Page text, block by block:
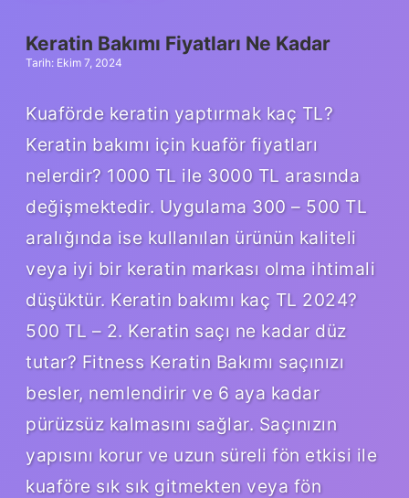
Keratin Bakımı Fiyatları Ne Kadar
Tarih: Ekim 7, 2024
Kuaförde keratin yaptırmak kaç TL?
Keratin bakımı için kuaför fiyatları
nelerdir? 1000 TL ile 3000 TL arasında
değişmektedir. Uygulama 300 – 500 TL
aralığında ise kullanılan ürünün kaliteli
veya iyi bir keratin markası olma ihtimali
düşüktür. Keratin bakımı kaç TL 2024?
500 TL – 2. Keratin saçı ne kadar düz
tutar? Fitness Keratin Bakımı saçınızı
besler, nemlendirir ve 6 aya kadar
pürüzsüz kalmasını sağlar. Saçınızın
yapısını korur ve uzun süreli fön etkisi ile
kuaföre sık sık gitmekten veya fön